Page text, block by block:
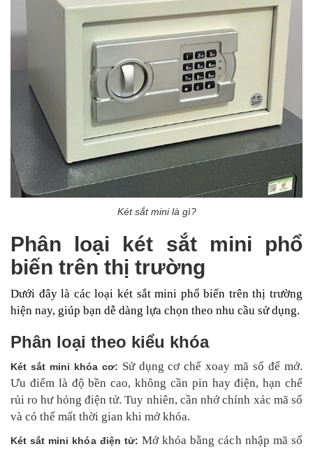
Két sắt mini là gì?
Phân loại két sắt mini phổ
biến trên thị trường
Dưới đây là các loại két sắt mini phổ biến trên thị trường
hiện nay, giúp bạn dễ dàng lựa chọn theo nhu cầu sử dụng.
Phân loại theo kiểu khóa
Két sắt mini khóa cơ: Sử dụng cơ chế xoay mã số để mở.
Ưu điểm là độ bền cao, không cần pin hay điện, hạn chế
rủi ro hư hỏng điện tử. Tuy nhiên, cần nhớ chính xác mã số
và có thể mất thời gian khi mở khóa.
Két sắt mini khóa điện tử: Mở khóa bằng cách nhập mã số